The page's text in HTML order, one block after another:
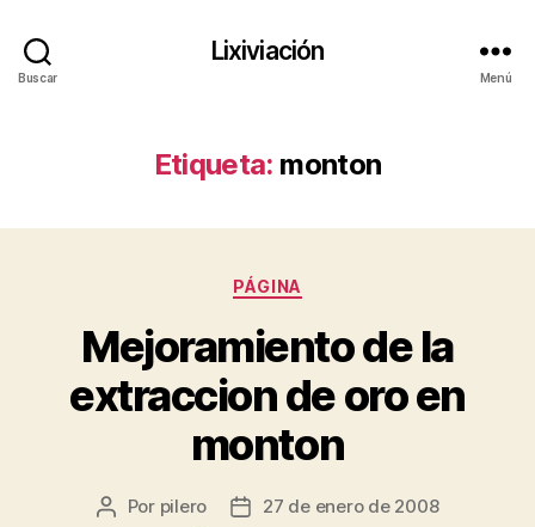
Buscar
Lixiviación
Menú
Etiqueta: monton
Categorías
PÁGINA
Mejoramiento de la
extraccion de oro en
monton
Autor
Por pilero
Fecha27 de enero de 2008